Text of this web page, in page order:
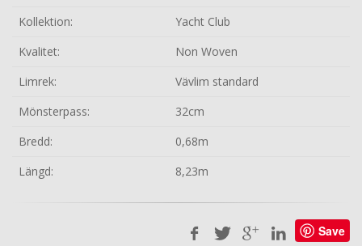
Kollektion:
Yacht Club
Kvalitet:
Non Woven
Limrek:
Vävlim standard
Mönsterpass:
32cm
Bredd:
0,68m
Längd:
8,23m
Save